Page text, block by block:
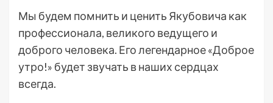
Мы будем помнить и ценить Якубовича как
профессионала, великого ведущего и
доброго человека. Его легендарное «Доброе
утро!» будет звучать в наших сердцах
всегда.